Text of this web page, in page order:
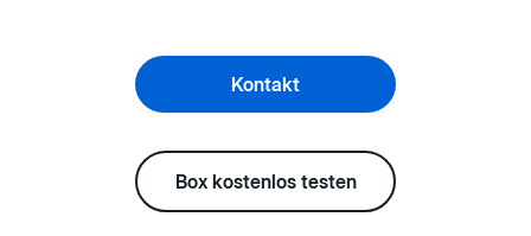
Kontakt
Box kostenlos testen